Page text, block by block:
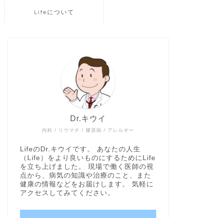
Lifeについて
内科 / リウマチ / 膠原病 / アレルギー
Dr.キウイ
LifeのDr.キウイです。 あなたの人生
（Life）をより良いものにするためにLife
を立ち上げました。 現場で働く医師の視
点から、病気の知識や治療のこと、また
健康の情報などをお届けします。 気軽に
アクセスしてみてください。